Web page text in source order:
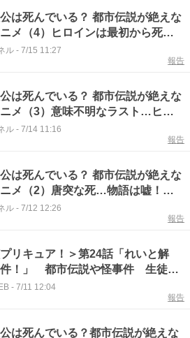
は死んでいる？ 都市伝説が絶えな
メ（4）ヒロインは最初から死
する考察とは
ル - 7/15 11:27
報告
は死んでいる？ 都市伝説が絶えな
メ（3）意味不明なラスト…ヒロ
か消えたのか？
ル - 7/14 11:16
報告
は死んでいる？ 都市伝説が絶えな
メ（2）唐突な死…物語は嘘！？
実とは
ル - 7/12 12:26
報告
リキュア！＞第24話「れいと解
件！」 都市伝説や怪事件 生徒会
調査
- 7/11 12:04
報告
は死んでいる？都市伝説が絶えな